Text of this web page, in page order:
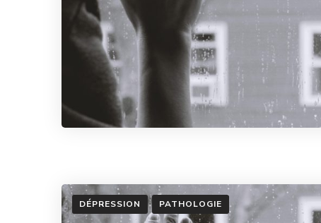
DÉPRESSION PATHOLOGIE